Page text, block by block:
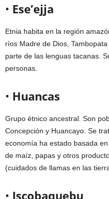
• Ese’ejja
Etnia habita en la región
ríos Madre de Dios,
parte de las lenguas tacanas.
personas.
• Huancas
Grupo étnico ancestral. Son
Concepción y Huancayo. Se
economía ha estado basada
de maíz, papas y otros
(cuidados de llamas en las
• Iscobaquebu